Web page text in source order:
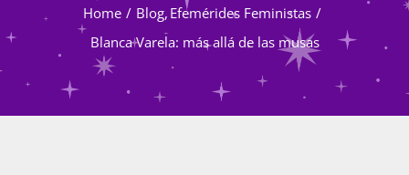
Programas
Atención de la violencia de género
Home Blog Efemérides Feministas
Blanca Varela: más allá de las musas